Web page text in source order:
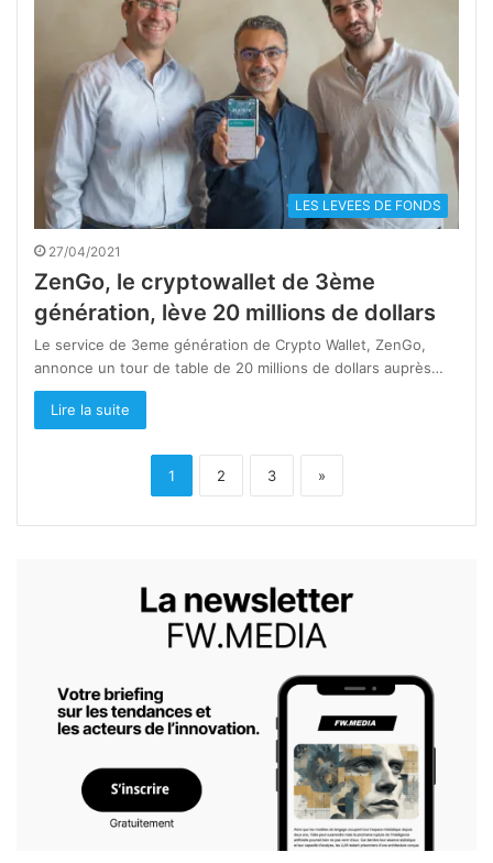
LES LEVEES DE FONDS
27/04/2021
ZenGo, le cryptowallet de 3ème
génération, lève 20 millions de dollars
Le service de 3eme génération de Crypto Wallet, ZenGo,
annonce un tour de table de 20 millions de dollars auprès…
Lire la suite
1 2 3 »